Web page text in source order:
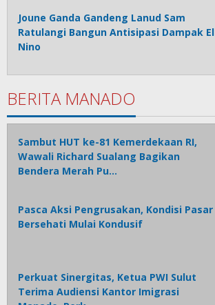
Joune Ganda Gandeng Lanud Sam
Ratulangi Bangun Antisipasi Dampak El
Nino
BERITA MANADO
Sambut HUT ke-81 Kemerdekaan RI,
Wawali Richard Sualang Bagikan
Bendera Merah Pu…
Pasca Aksi Pengrusakan, Kondisi Pasar
Bersehati Mulai Kondusif
Perkuat Sinergitas, Ketua PWI Sulut
Terima Audiensi Kantor Imigrasi